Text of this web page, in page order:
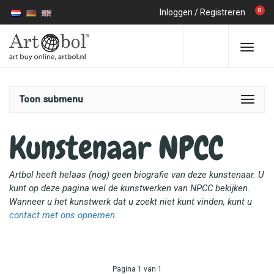
Inloggen / Registreren 8
Toon submenu
Kunstenaar NPCC
Artbol heeft helaas (nog) geen biografie van deze kunstenaar. U
kunt op deze pagina wel de kunstwerken van NPCC bekijken.
Wanneer u het kunstwerk dat u zoekt niet kunt vinden, kunt u
contact met ons opnemen.
Pagina 1 van 1